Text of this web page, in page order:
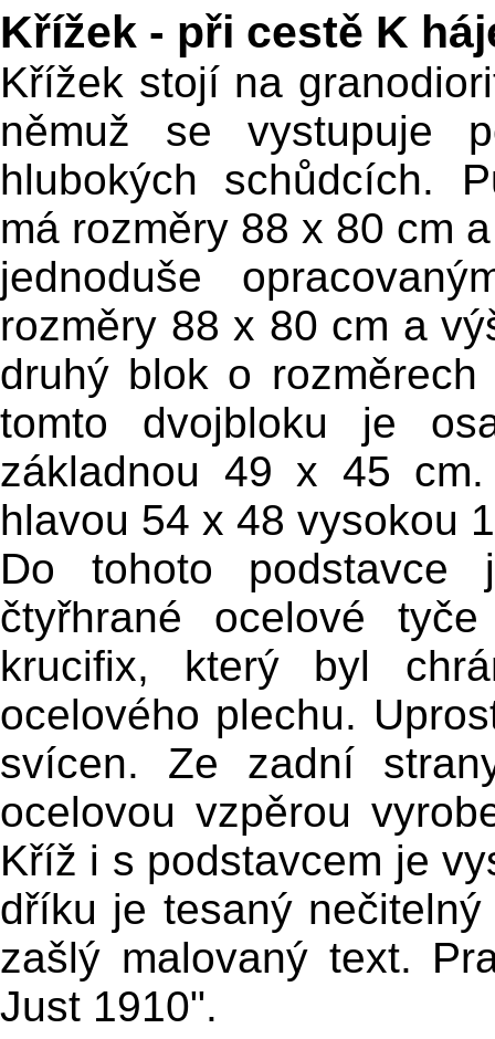
Křížek - při cestě K
Křížek stojí na
němuž se vystupuje
hlubokých schůdcích.
má rozměry 88 x 80 cm
jednoduše
rozměry 88 x 80 cm a
druhý blok o
tomto dvojbloku je
základnou 49 x 45
hlavou 54 x 48 vysokou
Do tohoto
čtyřhrané ocelové
krucifix, který byl
ocelového plechu.
svícen. Ze zadní
ocelovou vzpěrou
Kříž i s podstavcem je
dříku je tesaný
zašlý malovaný text.
Just 1910".